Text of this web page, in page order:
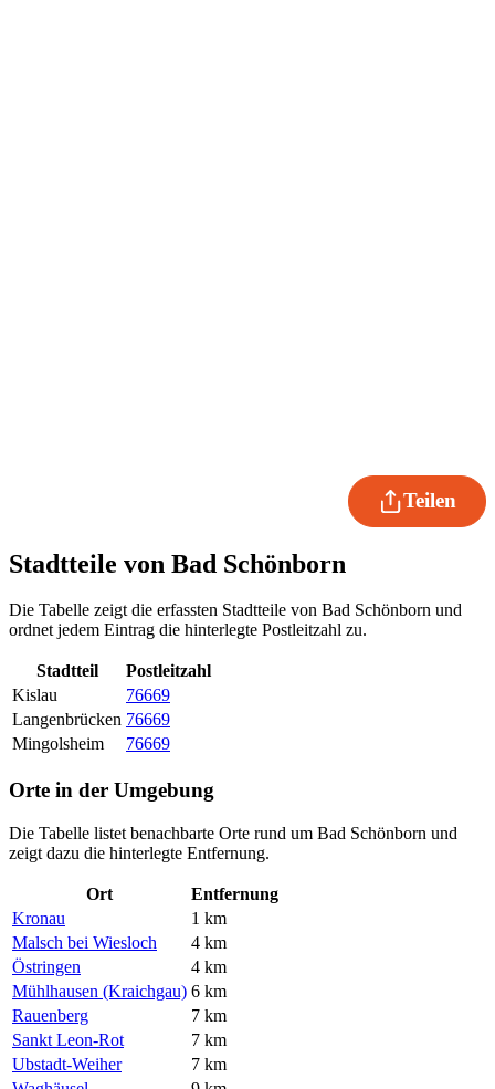
Teilen
Stadtteile von Bad Schönborn
Die Tabelle zeigt die erfassten Stadtteile von Bad Schönborn und
ordnet jedem Eintrag die hinterlegte Postleitzahl zu.
Stadtteil
Postleitzahl
Kislau
76669
Langenbrücken 76669
Mingolsheim
76669
Orte in der Umgebung
Die Tabelle listet benachbarte Orte rund um Bad Schönborn und
zeigt dazu die hinterlegte Entfernung.
Ort
Entfernung
Kronau
1 km
Malsch bei Wiesloch
4 km
Östringen
4 km
Mühlhausen (Kraichgau) 6 km
Rauenberg
7 km
Sankt Leon-Rot
7 km
Ubstadt-Weiher
7 km